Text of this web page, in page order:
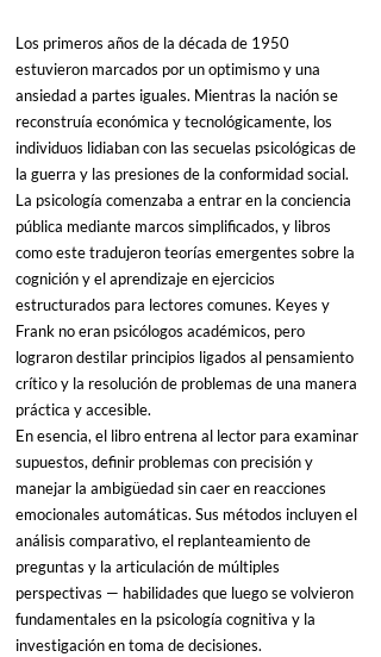
Los primeros años de la década de 1950
estuvieron marcados por un optimismo y una
ansiedad a partes iguales. Mientras la nación se
reconstruía económica y tecnológicamente, los
individuos lidiaban con las secuelas psicológicas de
la guerra y las presiones de la conformidad social.
La psicología comenzaba a entrar en la conciencia
pública mediante marcos simplificados, y libros
como este tradujeron teorías emergentes sobre la
cognición y el aprendizaje en ejercicios
estructurados para lectores comunes. Keyes y
Frank no eran psicólogos académicos, pero
lograron destilar principios ligados al pensamiento
crítico y la resolución de problemas de una manera
práctica y accesible.
En esencia, el libro entrena al lector para examinar
supuestos, definir problemas con precisión y
manejar la ambigüedad sin caer en reacciones
emocionales automáticas. Sus métodos incluyen el
análisis comparativo, el replanteamiento de
preguntas y la articulación de múltiples
perspectivas — habilidades que luego se volvieron
fundamentales en la psicología cognitiva y la
investigación en toma de decisiones.